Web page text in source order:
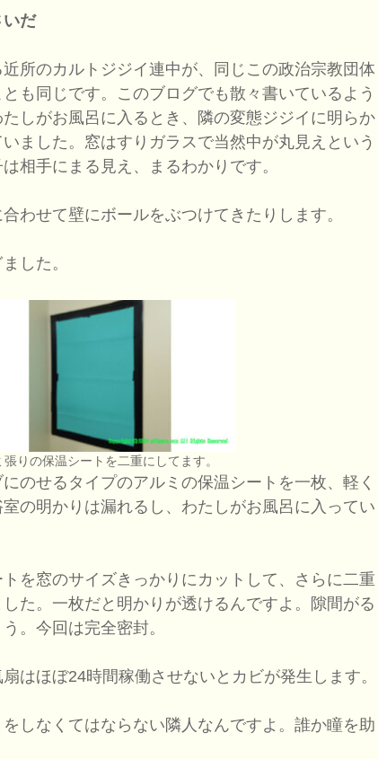
いだ
所のカルトジジイ連中が、同じこの政治宗教団体
も同じです。このブログでも散々書いているよう
しがお風呂に入るとき、隣の変態ジジイに明らか
ました。窓はすりガラスで当然中が丸見えという
相手にまる見え、まるわかりです。
わせて壁にボールをぶつけてきたりします。
した。
張りの保温シートを二重にしてます。
のせるタイプのアルミの保温シートを一枚、軽く
の明かりは漏れるし、わたしがお風呂に入ってい
を窓のサイズきっかりにカットして、さらに二重
た。一枚だと明かりが透けるんですよ。隙間がる
。今回は完全密封。
はほぼ24時間稼働させないとカビが発生します。
しなくてはならない隣人なんですよ。誰か瞳を助